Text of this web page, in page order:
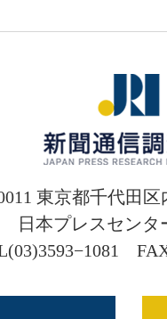
東京都千代田
日本プレスセンタ